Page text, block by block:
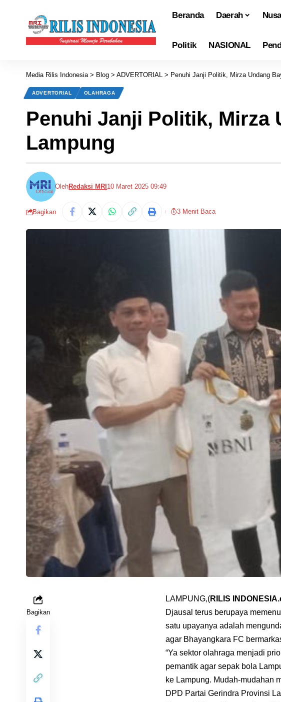
Beranda Daerah
Politik NASIONAL
Media Rilis Indonesia> Blog > ADVERTORIAL > Penuhi Janji Politik, Mirza Undang
ADVERTORIAL OLAHRAGA
Penuhi Janji Politik, Mirza
Lampung
OlehRedaksi MRI 10 Maret 2025 09:49
Bagikan 3 Menit Baca
Bagikan
LAMPUNG,(RILIS
Djausal terus berupaya
satu upayanya adalah
agar Bhayangkara FC
“Ya sektor olahraga menjadi
pemantik agar sepak bola
ke Lampung. Mudah-mudahan
DPD Partai Gerindra Provinsi